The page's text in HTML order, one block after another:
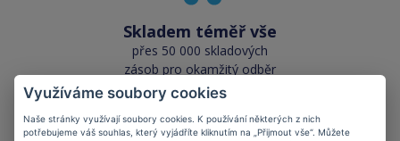
Skladem téměř vše
přes 50 000 skladových
zásob pro okamžitý odběr
Využíváme soubory cookies
Naše stránky využívají soubory cookies. K používání některých z nich
potřebujeme váš souhlas, který vyjádříte kliknutím na „Přijmout vše“. Můžete